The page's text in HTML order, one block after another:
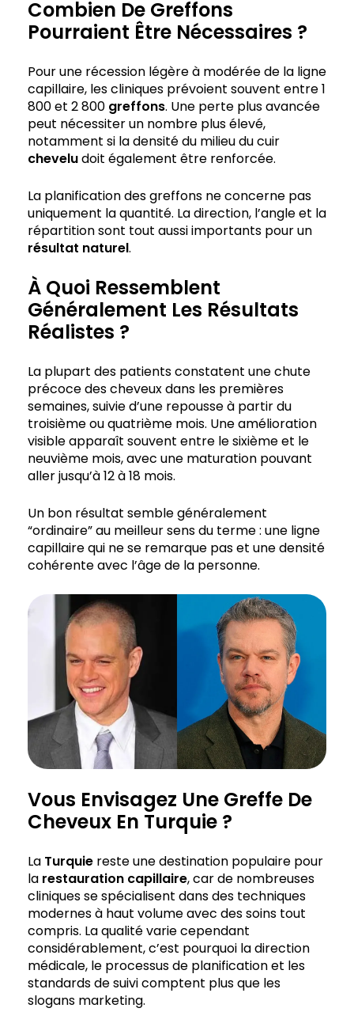
Combien De Greffons
Pourraient Être Nécessaires ?
Pour une récession légère à modérée de la ligne
capillaire, les cliniques prévoient souvent entre 1
800 et 2 800 greffons. Une perte plus avancée
peut nécessiter un nombre plus élevé,
notamment si la densité du milieu du cuir
cheveludoit également être renforcée.
La planification des greffons ne concerne pas
uniquement la quantité. La direction, l’angle et la
répartition sont tout aussi importants pour un
résultat naturel.
À Quoi Ressemblent
Généralement Les Résultats
Réalistes ?
La plupart des patients constatent une chute
précoce des cheveux dans les premières
semaines, suivie d’une repousse à partir du
troisième ou quatrième mois. Une amélioration
visible apparaît souvent entre le sixième et le
neuvième mois, avec une maturation pouvant
aller jusqu’à 12 à 18 mois.
Un bon résultat semble généralement
“ordinaire” au meilleur sens du terme : une ligne
capillaire qui ne se remarque pas et une densité
cohérente avec l’âge de la personne.
Vous Envisagez Une Greffe De
Cheveux En Turquie ?
La Turquie reste une destination populaire pour
la restauration capillaire, car de nombreuses
cliniques se spécialisent dans des techniques
modernes à haut volume avec des soins tout
compris. La qualité varie cependant
considérablement, c’est pourquoi la direction
médicale, le processus de planification et les
standards de suivi comptent plus que les
slogans marketing.